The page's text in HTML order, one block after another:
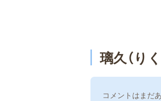
璃久（り
コメントはまだ